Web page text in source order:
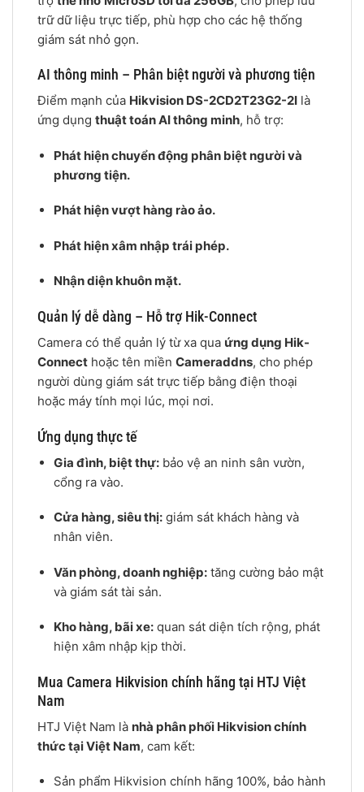
trữ dữ liệu trực tiếp, phù hợp cho các hệ thống
giám sát nhỏ gọn.
AI thông minh – Phân biệt người và phương tiện
Điểm mạnh của Hikvision DS-2CD2T23G2-2I là
ứng dụng thuật toán AI thông minh, hỗ trợ:
Phát hiện chuyển động phân biệt người và
phương tiện.
Phát hiện vượt hàng rào ảo.
Phát hiện xâm nhập trái phép.
Nhận diện khuôn mặt.
Quản lý dễ dàng – Hỗ trợ Hik-Connect
Camera có thể quản lý từ xa qua ứng dụng Hik-
Connect hoặc tên miền Cameraddns, cho phép
người dùng giám sát trực tiếp bằng điện thoại
hoặc máy tính mọi lúc, mọi nơi.
Ứng dụng thực tế
Gia đình, biệt thự:bảo vệ an ninh sân vườn,
cổng ra vào.
Cửa hàng, siêu thị:giám sát khách hàng và
nhân viên.
Văn phòng, doanh nghiệp:tăng cường bảo mật
và giám sát tài sản.
Kho hàng, bãi xe:quan sát diện tích rộng, phát
hiện xâm nhập kịp thời.
Mua Camera Hikvision chính hãng tại HTJ Việt
Nam
HTJ Việt Nam là nhà phân phối Hikvision chính
thức tại Việt Nam, cam kết:
Sản phẩm Hikvision chính hãng 100%, bảo hành